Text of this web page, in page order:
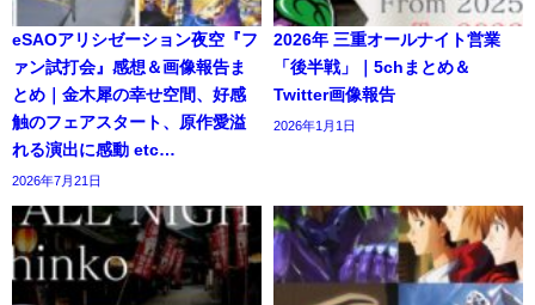
eSAOアリシゼーション夜空『フ
ァン試打会』感想＆画像報告ま
とめ｜金木犀の幸せ空間、好感
触のフェアスタート、原作愛溢
れる演出に感動 etc…
2026年7月21日
2026年 三重オールナイト営業
「後半戦」｜5chまとめ＆
Twitter画像報告
2026年1月1日